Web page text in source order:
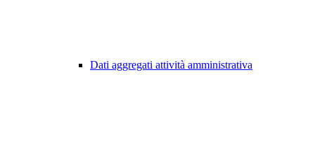
Dati aggregati attività amministrativa